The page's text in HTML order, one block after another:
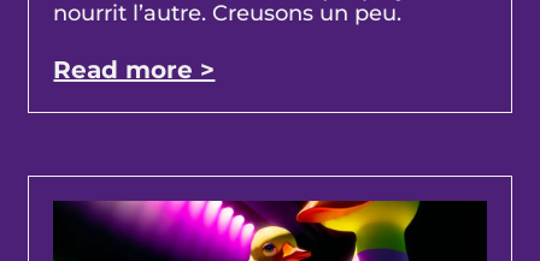
nourrit l’autre. Creusons un peu.
Read more >